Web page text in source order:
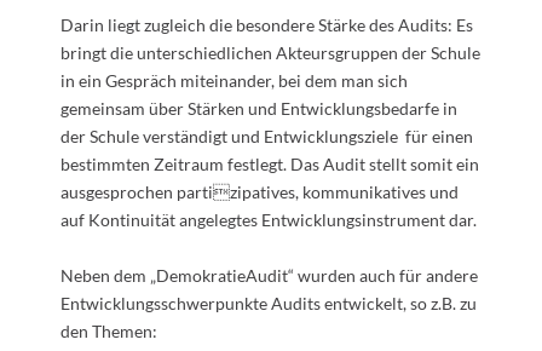
Darin liegt zugleich die besondere Stärke des Audits: Es
bringt die unterschiedlichen Akteursgruppen der Schule
in ein Gespräch miteinander, bei dem man sich
gemeinsam über Stärken und Entwicklungsbedarfe in
der Schule verständigt und Entwicklungsziele für einen
bestimmten Zeitraum festlegt. Das Audit stellt somit ein
ausgesprochen partizipatives, kommunikatives und
auf Kontinuität angelegtes Entwicklungsinstrument dar.
Neben dem „DemokratieAudit“ wurden auch für andere
Entwicklungsschwerpunkte Audits entwickelt, so z.B. zu
den Themen: